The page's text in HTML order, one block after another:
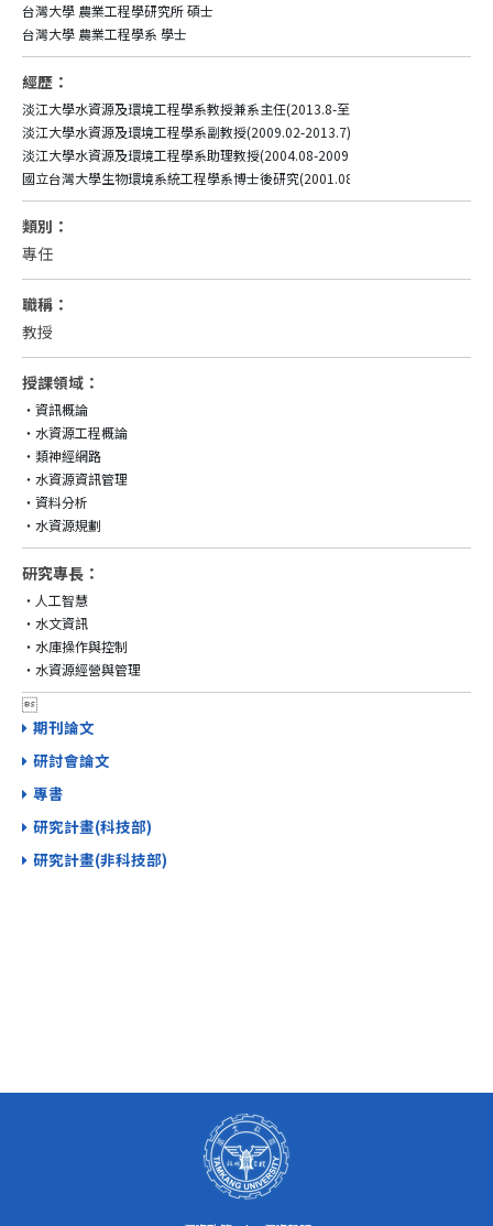
台灣大學 農業工程學研究所 碩士
台灣大學 農業工程學系 學士
經歷：
淡江大學水資源及環境工程學系教授兼系主任(2013.8-至今)
淡江大學水資源及環境工程學系副教授(2009.02-2013.7)
淡江大學水資源及環境工程學系助理教授(2004.08-2009.01)
國立台灣大學生物環境系統工程學系博士後研究(2001.08-2004.07)
類別：
專任
職稱：
教授
授課領域：
‧資訊概論
‧水資源工程概論
‧類神經網路
‧水資源資訊管理
‧資料分析
‧水資源規劃
研究專長：
‧人工智慧
‧水文資訊
‧水庫操作與控制
‧水資源經營與管理

期刊論文
研討會論文
專書
研究計畫(科技部)
研究計畫(非科技部)